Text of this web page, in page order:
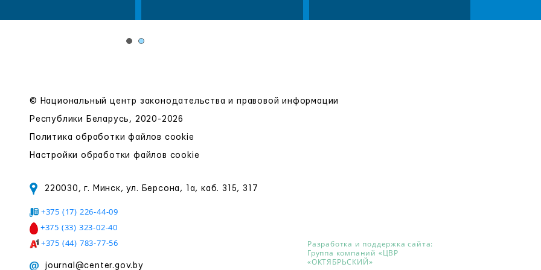
© Национальный центр законодательства и правовой информации
Республики Беларусь, 2020-2026
Политика обработки файлов cookie
Настройки обработки файлов cookie
220030, г. Минск, ул. Берсона, 1а, каб. 315, 317
+375 (17) 226-44-09
+375 (33) 323-02-40
+375 (44) 783-77-56
journal@center.gov.by
Разработка и поддержка сайта:
Группа компаний «ЦВР
«ОКТЯБРЬСКИЙ»